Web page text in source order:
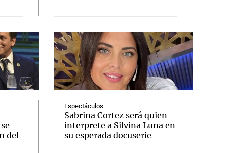
del
Espectáculos
Sabrina Cortez será quien
interprete a Silvina Luna en
su esperada docuserie
Groenlandia